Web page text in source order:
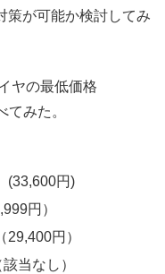
策が可能か検討してみ
ヤの最低価格
てみた。
(33,600円)
円）
円）
当なし）